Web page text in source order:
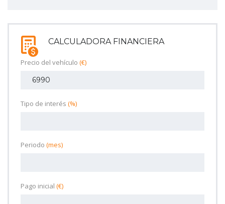
CALCULADORA FINANCIERA
Precio del vehículo (€)
Tipo de interés (%)
Periodo (mes)
Pago inicial (€)